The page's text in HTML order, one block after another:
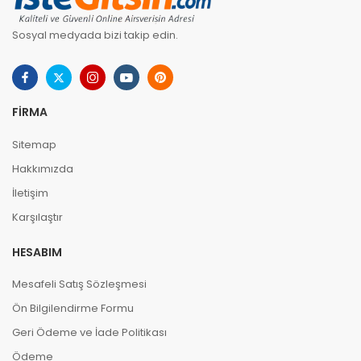
Sosyal medyada bizi takip edin.
FIRMA
Sitemap
Hakkımızda
İletişim
Karşılaştır
HESABIM
Mesafeli Satış Sözleşmesi
Ön Bilgilendirme Formu
Geri Ödeme ve İade Politikası
Ödeme